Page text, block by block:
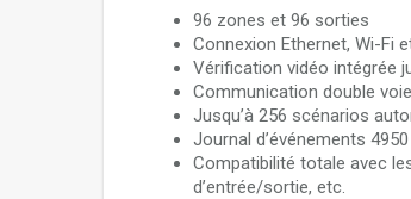
96 zones et 96 sorties
Connexion Ethernet, Wi-Fi
Vérification vidéo intégrée
Communication double
Jusqu’à 256 scénarios
Journal d’événements
Compatibilité totale avec
d’entrée/sortie, etc.